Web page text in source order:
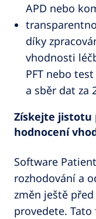
APD nebo
díky
vhodnosti
PFT nebo
a sběr dat za
Získejte jistotu
hodnocení
Software
rozhodování a
změn ještě
provedete.